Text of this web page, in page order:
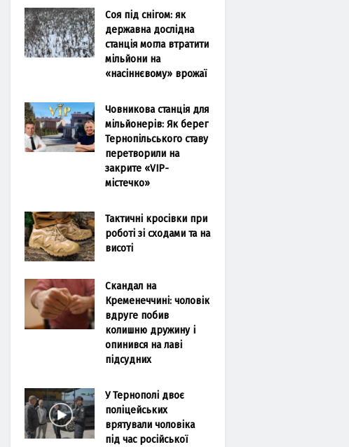
Соя під снігом: як
державна дослідна
станція могла втратити
мільйони на
«насіннєвому» врожаї
Човникова станція для
мільйонерів: Як берег
Тернопільського ставу
перетворили на
закрите «VIP-
містечко»
Тактичні кросівки при
роботі зі сходами та на
висоті
Скандал на
Кременеччині: чоловік
вдруге побив
колишню дружину і
опинився на лаві
підсудних
У Тернополі двоє
поліцейських
врятували чоловіка
під час російської